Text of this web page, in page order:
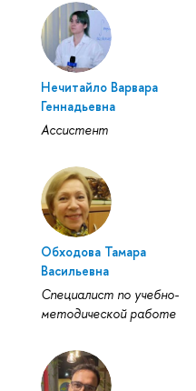
Нечитайло Варвара
Геннадьевна
Ассистент
Обходова Тамара
Васильевна
Специалист по учебно-
методической работе